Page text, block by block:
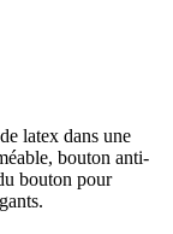
latex dans une
bouton anti-
bouton pour